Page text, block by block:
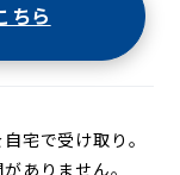
ちら
宅で受け取り。
ありません。